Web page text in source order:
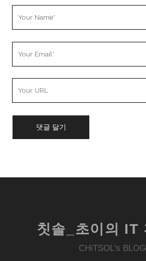
칫솔_초이의 IT
CHiTSOL's BLOG